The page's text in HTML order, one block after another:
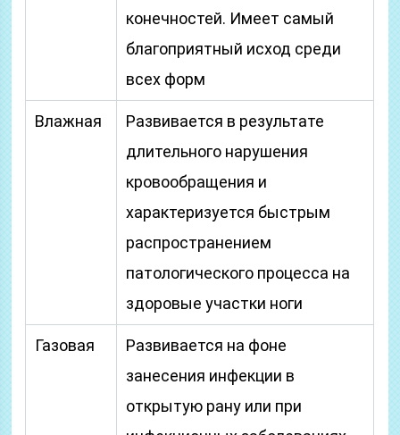
конечностей. Имеет самый
благоприятный исход среди
всех форм
Влажная
Развивается в результате
длительного нарушения
кровообращения и
характеризуется быстрым
распространением
патологического процесса на
здоровые участки ноги
Газовая
Развивается на фоне
занесения инфекции в
открытую рану или при